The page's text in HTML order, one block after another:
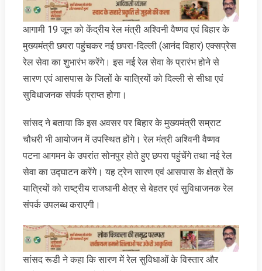
आगामी 19 जून को केंद्रीय रेल मंत्री अश्विनी वैष्णव एवं बिहार के
मुख्यमंत्री छपरा पहुंचकर नई छपरा-दिल्ली (आनंद विहार) एक्सप्रेस
रेल सेवा का शुभारंभ करेंगे। इस नई रेल सेवा के प्रारंभ होने से
सारण एवं आसपास के जिलों के यात्रियों को दिल्ली से सीधा एवं
सुविधाजनक संपर्क प्राप्त होगा।
सांसद ने बताया कि इस अवसर पर बिहार के मुख्यमंत्री सम्राट
चौधरी भी आयोजन में उपस्थित होंगे। रेल मंत्री अश्विनी वैष्णव
पटना आगमन के उपरांत सोनपुर होते हुए छपरा पहुंचेंगे तथा नई रेल
सेवा का उद्घाटन करेंगे। यह ट्रेन सारण एवं आसपास के क्षेत्रों के
यात्रियों को राष्ट्रीय राजधानी क्षेत्र से बेहतर एवं सुविधाजनक रेल
संपर्क उपलब्ध कराएगी।
सांसद रूडी ने कहा कि सारण में रेल सुविधाओं के विस्तार और